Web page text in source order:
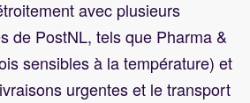
avec plusieurs
de PostNL, tels que Pharma &
sensibles à la température) et
urgentes et le transport